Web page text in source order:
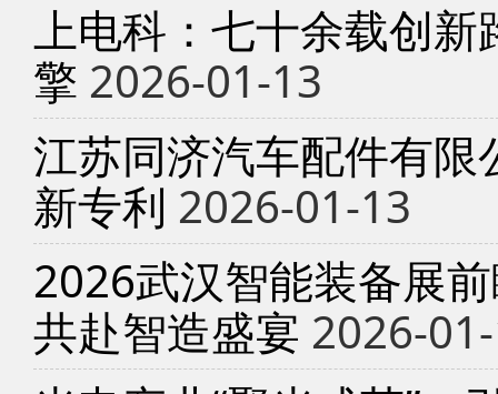
上电科：七十余载创
擎 2026-01-13
江苏同济汽车配件有
新专利 2026-01-13
2026武汉智能装备展
共赴智造盛宴 2026-